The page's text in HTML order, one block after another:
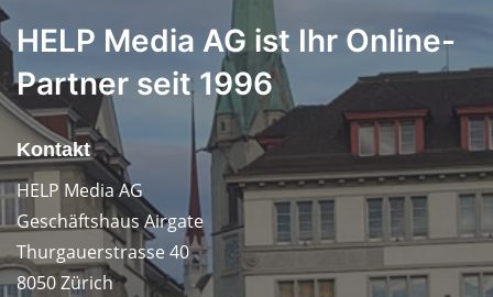
HELP Media AG ist Ihr Online-
Partner seit 1996
Kontakt
HELP Media AG
Geschäftshaus Airgate
Thurgauerstrasse 40
8050 Zürich